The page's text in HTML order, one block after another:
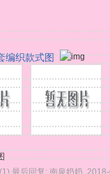
编织款式图
最后回复:南泉奶奶,